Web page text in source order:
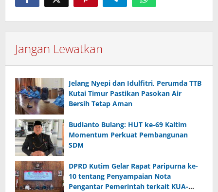
Jangan Lewatkan
Jelang Nyepi dan Idulfitri, Perumda TTB
Kutai Timur Pastikan Pasokan Air
Bersih Tetap Aman
Budianto Bulang: HUT ke-69 Kaltim
Momentum Perkuat Pembangunan
SDM
DPRD Kutim Gelar Rapat Paripurna ke-
10 tentang Penyampaian Nota
Pengantar Pemerintah terkait KUA-